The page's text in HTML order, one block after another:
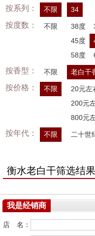
按系列： 不限 34
按度数： 不限 38度
45度
58度
按香型： 不限 老白干
按价格： 不限 20元左
200元
800元
按年代： 不限 二十世
衡水老白干筛选结果
我是经销商
店 名：